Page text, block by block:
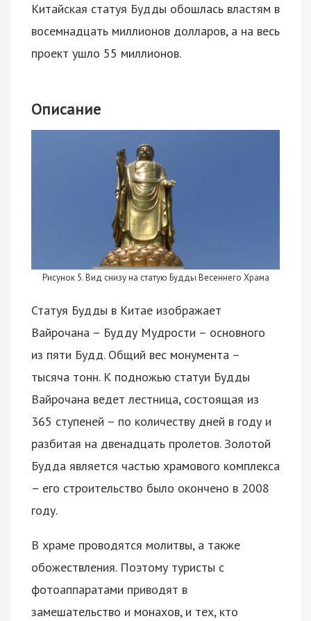
Китайская статуя Будды обошлась властям в
восемнадцать миллионов долларов, а на весь
проект ушло 55 миллионов.
Описание
Рисунок 5. Вид снизу на статую Будды Весеннего Храма
Статуя Будды в Китае изображает
Вайрочана – Будду Мудрости – основного
из пяти Будд. Общий вес монумента –
тысяча тонн. К подножью статуи Будды
Вайрочана ведет лестница, состоящая из
365 ступеней – по количеству дней в году и
разбитая на двенадцать пролетов. Золотой
Будда является частью храмового комплекса
– его строительство было окончено в 2008
году.
В храме проводятся молитвы, а также
обожествления. Поэтому туристы с
фотоаппаратами приводят в
замешательство и монахов, и тех, кто